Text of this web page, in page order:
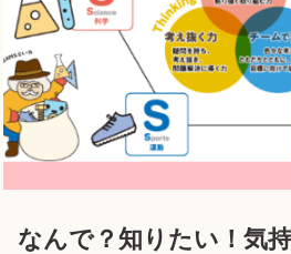
プライバシー
なんで？知りたい！気